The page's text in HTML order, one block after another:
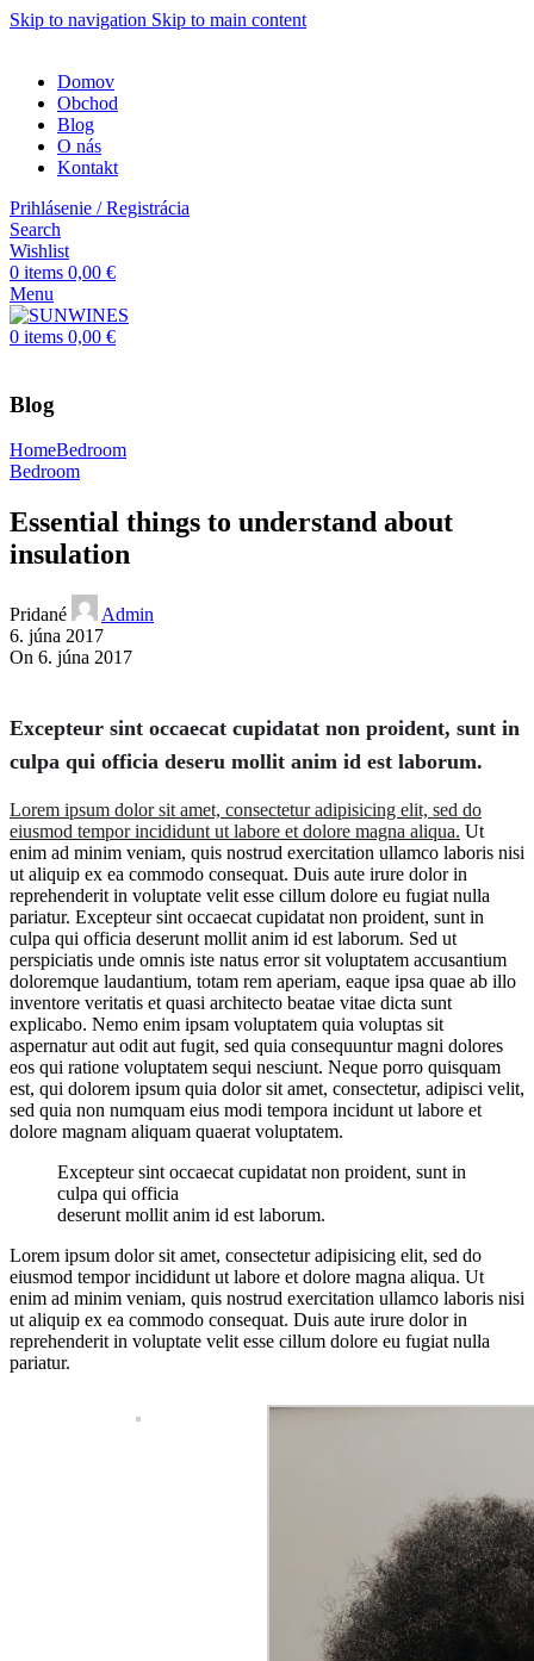
Skip to navigation Skip to main content
Domov
Obchod
Blog
O nás
Kontakt
Prihlásenie / Registrácia
Search
Wishlist
0 items 0,00 €
Menu
0 items 0,00 €
Blog
HomeBedroom
Bedroom
Essential things to understand about
insulation
Pridané
Admin
6. júna 2017
On 6. júna 2017
Excepteur sint occaecat cupidatat non proident, sunt in
culpa qui officia deseru mollit anim id est laborum.
Lorem ipsum dolor sit amet, consectetur adipisicing elit, sed do
eiusmod tempor incididunt ut labore et dolore magna aliqua. Ut
enim ad minim veniam, quis nostrud exercitation ullamco laboris nisi
ut aliquip ex ea commodo consequat. Duis aute irure dolor in
reprehenderit in voluptate velit esse cillum dolore eu fugiat nulla
pariatur. Excepteur sint occaecat cupidatat non proident, sunt in
culpa qui officia deserunt mollit anim id est laborum. Sed ut
perspiciatis unde omnis iste natus error sit voluptatem accusantium
doloremque laudantium, totam rem aperiam, eaque ipsa quae ab illo
inventore veritatis et quasi architecto beatae vitae dicta sunt
explicabo. Nemo enim ipsam voluptatem quia voluptas sit
aspernatur aut odit aut fugit, sed quia consequuntur magni dolores
eos qui ratione voluptatem sequi nesciunt. Neque porro quisquam
est, qui dolorem ipsum quia dolor sit amet, consectetur, adipisci velit,
sed quia non numquam eius modi tempora incidunt ut labore et
dolore magnam aliquam quaerat voluptatem.
Excepteur sint occaecat cupidatat non proident, sunt in
culpa qui officia
deserunt mollit anim id est laborum.
Lorem ipsum dolor sit amet, consectetur adipisicing elit, sed do
eiusmod tempor incididunt ut labore et dolore magna aliqua. Ut
enim ad minim veniam, quis nostrud exercitation ullamco laboris nisi
ut aliquip ex ea commodo consequat. Duis aute irure dolor in
reprehenderit in voluptate velit esse cillum dolore eu fugiat nulla
pariatur.